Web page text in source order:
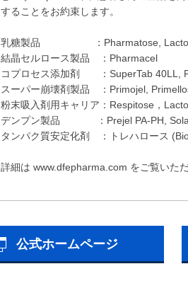
することをお約束します。
乳糖製品 ：Pharmatose,
結晶セルロース製品 ：Pharmacel
コプロセス添加剤 ：SuperTab 40LL,
スーパー崩壊剤製品 ：Primojel,
粉末吸入剤用キャリア：Respitose，
デンプン製品 ：Prejel PA-PH,
タンパク質安定化剤 ：トレハロース
詳細は www.dfepharma.com をご覧いた
公式ホームページ